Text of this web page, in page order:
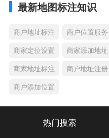
最新地图标注知识
商户地址标注 商户位置服务
商家定位设置
商家添加地址
商家地址标注
商户地址注册
商户添加位置
热门搜索